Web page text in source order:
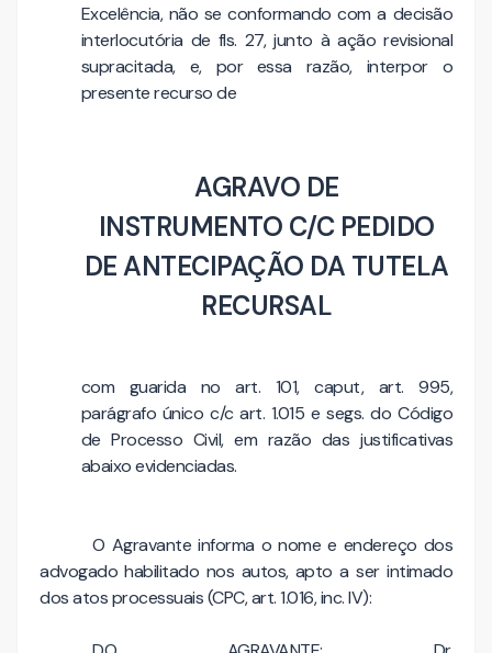
Excelência, não se conformando com a decisão
interlocutória de fls. 27, junto à ação revisional
supracitada, e, por essa razão, interpor o
presente recurso de
AGRAVO DE
INSTRUMENTO C/C PEDIDO
DE ANTECIPAÇÃO DA TUTELA
RECURSAL
com guarida no art. 101, caput, art. 995,
parágrafo único c/c art. 1.015 e segs. do Código
de Processo Civil, em razão das justificativas
abaixo evidenciadas.
O Agravante informa o nome e endereço dos
advogado habilitado nos autos, apto a ser intimado
dos atos processuais (CPC, art. 1.016, inc. IV):